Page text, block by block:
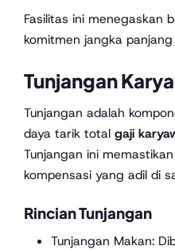
Fasilitas ini menegaskan
komitmen jangka
Tunjangan
Tunjangan adalah
daya tarik total gaji
Tunjangan ini
kompensasi yang adil di
Rincian Tunjangan
Tunjangan Makan: